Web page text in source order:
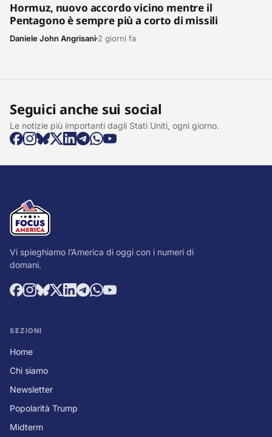
Hormuz, nuovo accordo vicino mentre il
Pentagono è sempre più a corto di missili
Daniele John Angrisani 2 giorni fa
Seguici anche sui social
Le notizie più importanti dagli Stati Uniti, ogni giorno.
Vi spieghiamo l’America di oggi con i numeri di
domani.
SEZIONI
Home
Chi siamo
Newsletter
Popolarità Trump
Midterm